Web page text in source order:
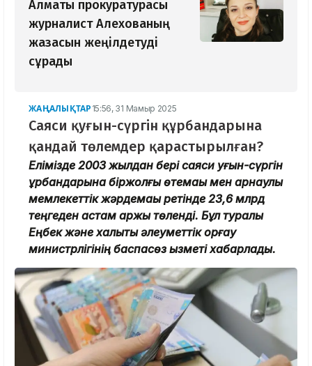
Алматы прокуратурасы
журналист Алехованың
жазасын жеңілдетуді
сұрады
ЖАҢАЛЫҚТАР 15:56, 31 Мамыр 2025
Саяси қуғын-сүргін құрбандарына
қандай төлемдер қарастырылған?
Елімізде 2003 жылдан бері саяси қуғын-сүргін
құрбандарына біржолғы өтемақы мен арнаулы
мемлекеттік жәрдемақы ретінде 23,6 млрд
теңгеден астам қаржы төленді. Бұл туралы
Еңбек және халықты әлеуметтік қорғау
министрлігінің баспасөз қызметі хабарлады.